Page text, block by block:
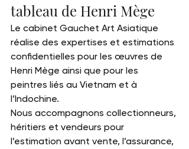
tableau de Henri Mège
Le cabinet Gauchet Art Asiatique
réalise des expertises et estimations
confidentielles pour les œuvres de
Henri Mège ainsi que pour les
peintres liés au Vietnam et à
l’Indochine.
Nous accompagnons collectionneurs,
héritiers et vendeurs pour
l’estimation avant vente, l’assurance,